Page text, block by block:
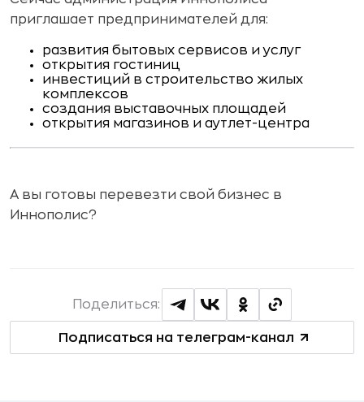
приглашает предпринимателей для:
развития бытовых сервисов и услуг
открытия гостиниц
инвестиций в строительство жилых
комплексов
создания выставочных площадей
открытия магазинов и аутлет-центра
А вы готовы перевезти свой бизнес в
Иннополис?
Подписаться на телеграм-канал
Поделиться: